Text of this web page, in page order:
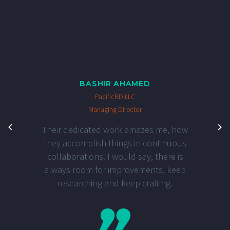
BASHIR AHAMED
PacificBD LLC
Managing Director
Their dedicated work amazes me, how
they accomplish things in continuous
collaborations. I would say, there is
always room for improvements, keep
researching and keep crafting.